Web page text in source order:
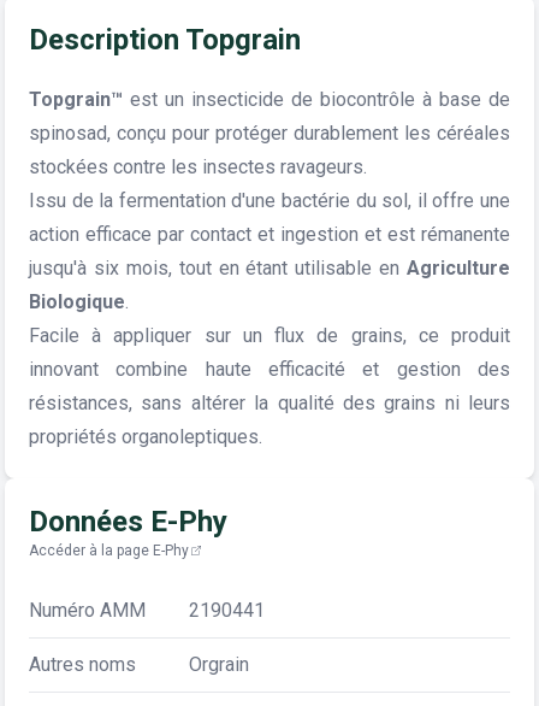
Description Topgrain
Topgrain™ est un insecticide de biocontrôle à base de
spinosad, conçu pour protéger durablement les céréales
stockées contre les insectes ravageurs.
Issu de la fermentation d'une bactérie du sol, il offre une
action efficace par contact et ingestion et est rémanente
jusqu'à six mois, tout en étant utilisable en Agriculture
Biologique.
Facile à appliquer sur un flux de grains, ce produit
innovant combine haute efficacité et gestion des
résistances, sans altérer la qualité des grains ni leurs
propriétés organoleptiques.
Données E-Phy
Accéder à la page E-Phy
Numéro AMM 2190441
Autres noms Orgrain